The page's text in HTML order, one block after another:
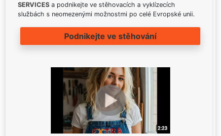
SERVICES a podnikejte ve stěhovacích a vyklízecích
službách s neomezenými možnostmi po celé Evropské unii.
Podnikejte ve stěhování